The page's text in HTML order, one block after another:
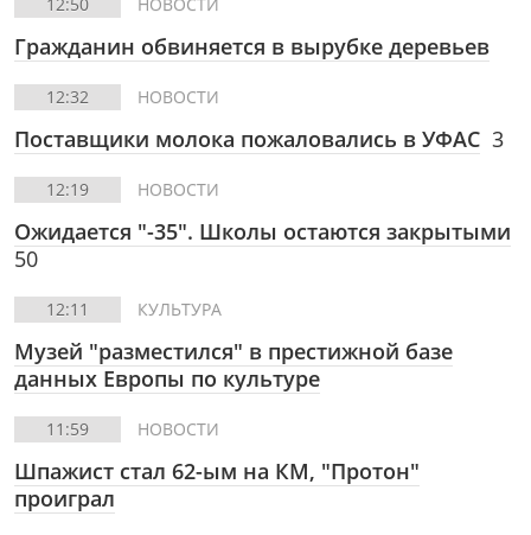
Гражданин обвиняется в вырубке деревьев
12:32 НОВОСТИ
Поставщики молока пожаловались в УФАС 3
12:19 НОВОСТИ
Ожидается "-35". Школы остаются закрытыми
50
12:11 КУЛЬТУРА
Музей "разместился" в престижной базе
данных Европы по культуре
11:59 НОВОСТИ
Шпажист стал 62-ым на КМ, "Протон"
проиграл